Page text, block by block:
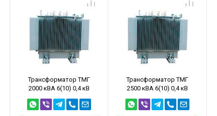
Трансформатор ТМГ
2000 кВА 6(10) 0,4 кВ
Трансформатор ТМГ
2500 кВА 6(10) 0,4 кВ